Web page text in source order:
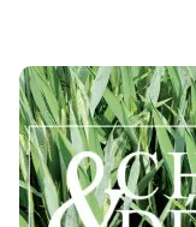
Conduite du
ses
Retrouvez toutes
protection du